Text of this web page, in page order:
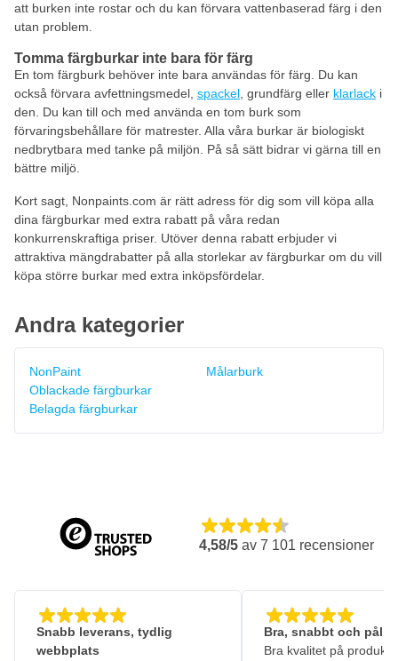
att burken inte rostar och du kan förvara vattenbaserad färg i den
utan problem.
Tomma färgburkar inte bara för färg
En tom färgburk behöver inte bara användas för färg. Du kan
också förvara avfettningsmedel, spackel , grundfärg eller klarlack i
den. Du kan till och med använda en tom burk som
förvaringsbehållare för matrester. Alla våra burkar är biologiskt
nedbrytbara med tanke på miljön. På så sätt bidrar vi gärna till en
bättre miljö.
Kort sagt, Nonpaints.com är rätt adress för dig som vill köpa alla
dina färgburkar med extra rabatt på våra redan
konkurrenskraftiga priser. Utöver denna rabatt erbjuder vi
attraktiva mängdrabatter på alla storlekar av färgburkar om du vill
köpa större burkar med extra inköpsfördelar.
Andra kategorier
NonPaint
Oblackade färgburkar
Belagda färgburkar
Målarburk
4,58/5 av 7 101 recensioner
Snabb leverans, tydlig
webbplats
Bra, snabbt och
Bra kvalitet på